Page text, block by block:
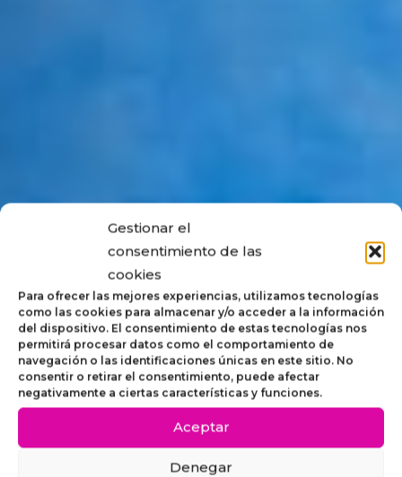
Gestionar el
consentimiento de las
cookies
Para ofrecer las mejores experiencias, utilizamos tecnologías
como las cookies para almacenar y/o acceder a la información
del dispositivo. El consentimiento de estas tecnologías nos
permitirá procesar datos como el comportamiento de
navegación o las identificaciones únicas en este sitio. No
consentir o retirar el consentimiento, puede afectar
negativamente a ciertas características y funciones.
Aceptar
Denegar
STRIP,
MOBILIARIO
ACCESIBLE
PARA
EXTERIORES